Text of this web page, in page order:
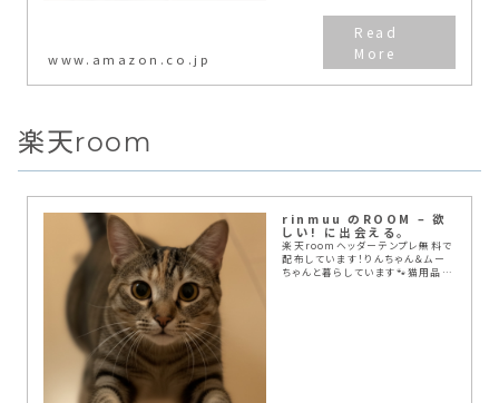
www.amazon.co.jp
楽天room
rinmuu のROOM – 欲
しい! に出会える。
楽天roomヘッダーテンプレ無料で
配布しています！りんちゃん＆ムー
ちゃんと暮らしています🐾猫用品や